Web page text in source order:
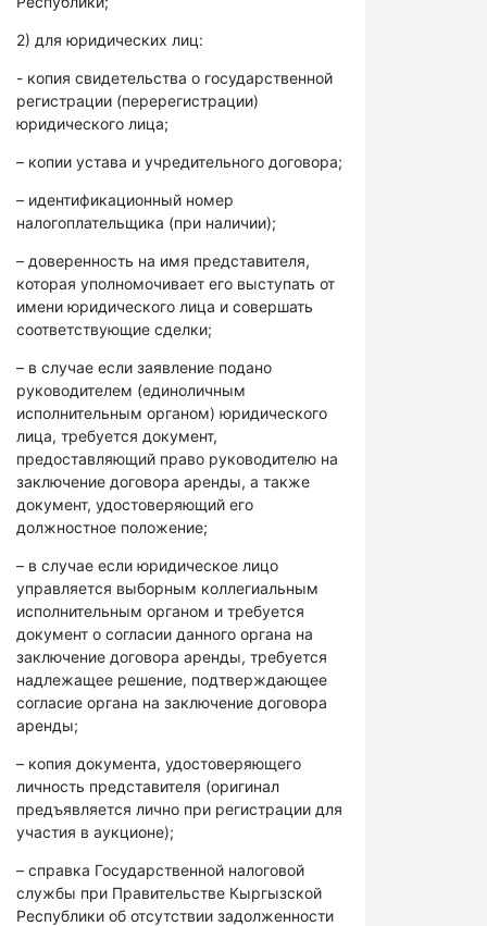
2) для юридических лиц:
- копия свидетельства о государственной
регистрации (перерегистрации)
юридического лица;
– копии устава и учредительного договора;
– идентификационный номер
налогоплательщика (при наличии);
– доверенность на имя представителя,
которая уполномочивает его выступать от
имени юридического лица и совершать
соответствующие сделки;
– в случае если заявление подано
руководителем (единоличным
исполнительным органом) юридического
лица, требуется документ,
предоставляющий право руководителю на
заключение договора аренды, а также
документ, удостоверяющий его
должностное положение;
– в случае если юридическое лицо
управляется выборным коллегиальным
исполнительным органом и требуется
документ о согласии данного органа на
заключение договора аренды, требуется
надлежащее решение, подтверждающее
согласие органа на заключение договора
аренды;
– копия документа, удостоверяющего
личность представителя (оригинал
предъявляется лично при регистрации для
участия в аукционе);
– справка Государственной налоговой
службы при Правительстве Кыргызской
Республики об отсутствии задолженности